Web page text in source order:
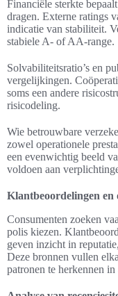
Financiële sterkte
dragen. Externe ratings
indicatie van stabiliteit.
stabiele A- of AA-range.
Solvabiliteitsratio’s en
vergelijkingen.
soms een andere
risicodeling.
Wie betrouwbare
zowel operationele
een evenwichtig beeld
voldoen aan
Klantbeoordelingen en
Consumenten zoeken
polis kiezen.
geven inzicht in
Deze bronnen vullen
patronen te herkennen